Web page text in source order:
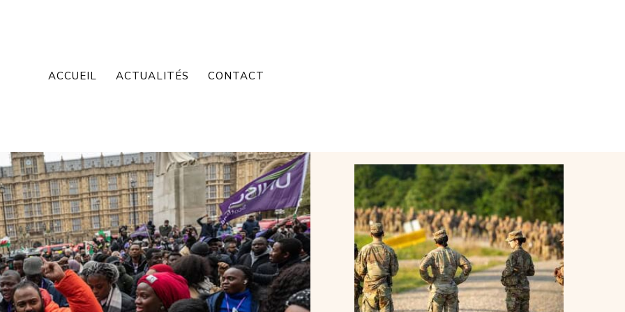
ACCUEIL ACTUALITÉS CONTACT